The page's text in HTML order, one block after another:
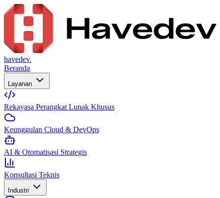
havedev.
Beranda
Layanan
Rekayasa Perangkat Lunak Khusus
Keunggulan Cloud & DevOps
AI & Otomatisasi Strategis
Konsultasi Teknis
Industri